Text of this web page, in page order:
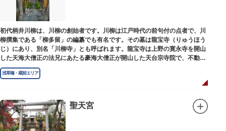
初代柄井川柳は、川柳の創始者です。川柳は江戸時代の前句付の点者で、川
柳撰集である「柳多留」の編纂でも有名です。その墓は龍宝寺（りゅうほう
じ）にあり、別名「川柳寺」とも呼ばれます。龍宝寺は上野の寛永寺を開山
した天海大僧正の法兄にあたる豪海大僧正が開山した天台宗寺院で、不動明
王の梵字を刻んだ板碑が境内に残っています。
浅草橋・蔵前エリア
聖天宮